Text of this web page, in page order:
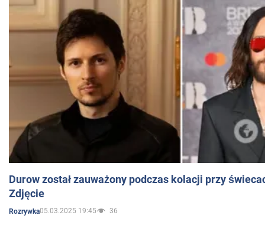
Durow został zauważony podczas kolacji przy
Zdjęcie
Rozrywka05.03.2025 19:45 36